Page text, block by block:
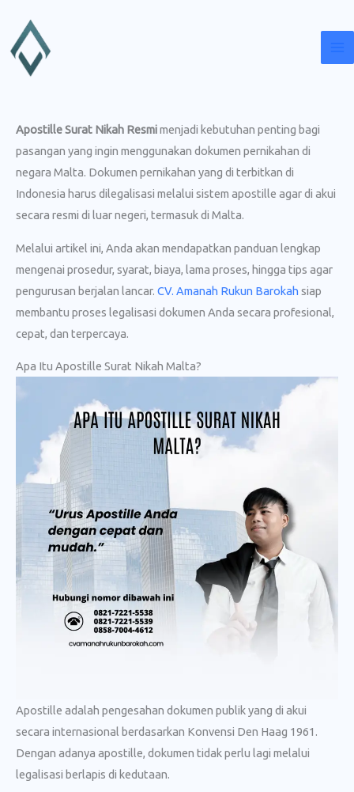
konten
Apostille Surat Nikah Resmimenjadi kebutuhan penting bagi
pasangan yang ingin menggunakan dokumen pernikahan di
negara Malta. Dokumen pernikahan yang di terbitkan di
Indonesia harus dilegalisasi melalui sistem apostille agar di akui
secara resmi di luar negeri, termasuk di Malta.
Melalui artikel ini, Anda akan mendapatkan panduan lengkap
mengenai prosedur, syarat, biaya, lama proses, hingga tips agar
pengurusan berjalan lancar. CV. Amanah Rukun Barokah siap
membantu proses legalisasi dokumen Anda secara profesional,
cepat, dan terpercaya.
Apa Itu Apostille Surat Nikah Malta?
Apostille adalah pengesahan dokumen publik yang di akui
secara internasional berdasarkan Konvensi Den Haag 1961.
Dengan adanya apostille, dokumen tidak perlu lagi melalui
legalisasi berlapis di kedutaan.